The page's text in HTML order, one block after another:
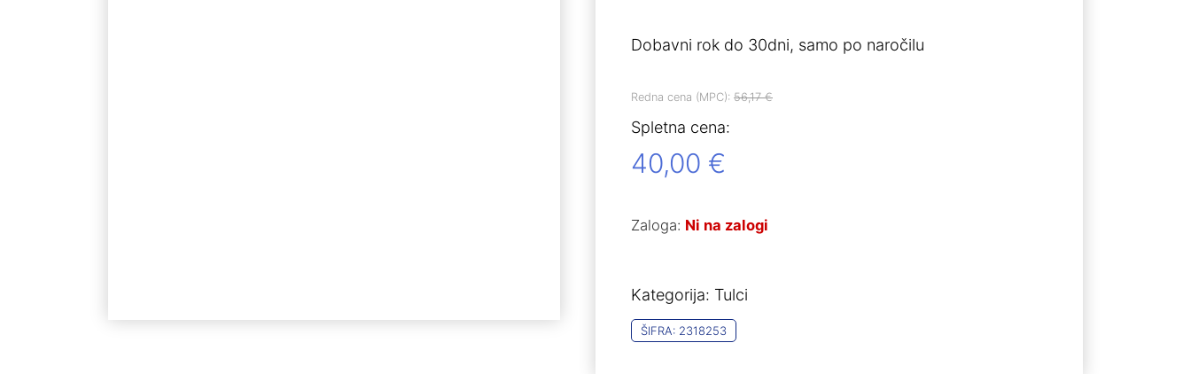
Dobavni rok do 30dni, samo po naročilu
Redna cena (MPC): 56,17€
Spletna cena:
40,00 €
Zaloga: Ni na zalogi
Kategorija: Tulci
ŠIFRA: 2318253